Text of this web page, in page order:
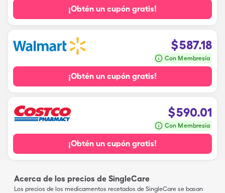
¡Obtén un cupón gratis!
$587.18
Con Membresía
¡Obtén un cupón gratis!
$590.01
Con Membresía
¡Obtén un cupón gratis!
Acerca de los precios de SingleCare
Los precios de los medicamentos recetados de SingleCare se basan